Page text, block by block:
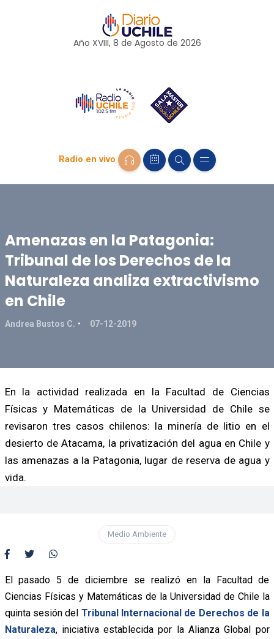
Año XVIII, 8 de Agosto de 2026
Radio en vivo
Amenazas en la Patagonia:
Tribunal de los Derechos de la
Naturaleza analiza extractivismo
en Chile
Andrea Bustos C. 07-12-2019
En la actividad realizada en la Facultad de Ciencias
Físicas y Matemáticas de la Universidad de Chile se
revisaron tres casos chilenos: la minería de litio en el
desierto de Atacama, la privatización del agua en Chile y
las amenazas a la Patagonia, lugar de reserva de agua y
vida.
Medio Ambiente
El pasado 5 de diciembre se realizó en la Facultad de
Ciencias Físicas y Matemáticas de la Universidad de Chile la
quinta sesión del Tribunal Internacional de Derechos de la
Naturaleza, iniciativa establecida por la Alianza Global por